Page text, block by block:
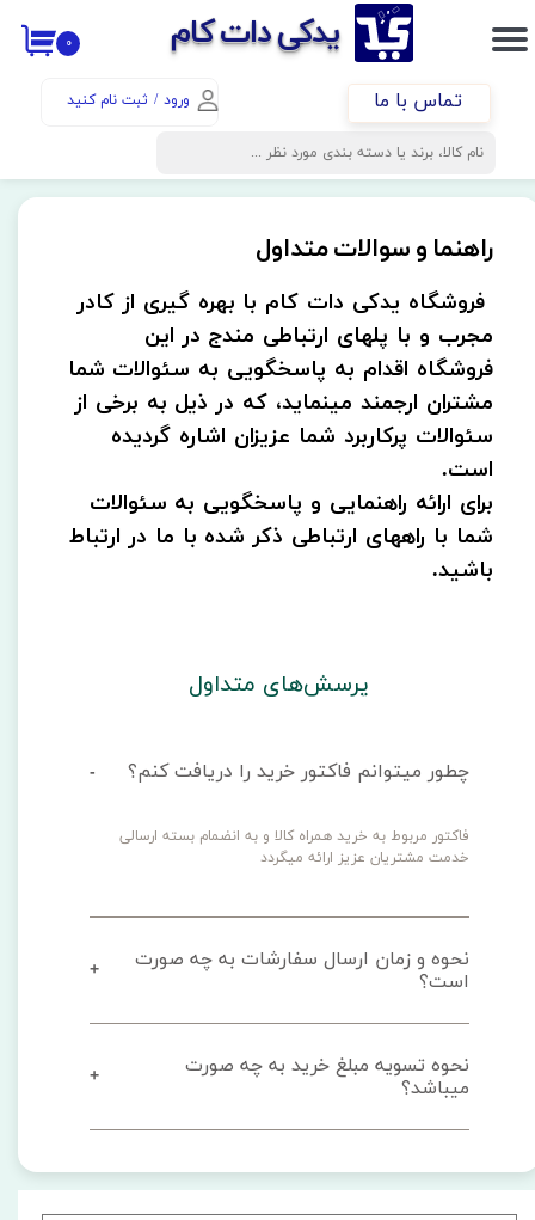
​​یدکی دات کام
ورود / ثبت نام کنید
حساب کاربری من
تغییر گذر واژه
سفارشات
۰
تماس با ما
راهنما و سوالات متداول
​ فروشگاه یدکی دات کام با بهره گیری از کادر
مجرب و با پلهای ارتباطی مندج در این
فروشگاه اقدام به پاسخگویی به سئوالات شما
مشتران ارجمند مینماید، که در ذیل به برخی از
سئوالات پرکاربرد شما عزیزان اشاره گردیده
است.
برای ارائه راهنمایی و پاسخگویی به سئوالات
شما با راههای ارتباطی ذکر شده با ما در ارتباط
باشید.
پرسش‌های متداول
چطور میتوانم فاکتور خرید را دریافت کنم؟
خدمت مشتریان عزیز ارائه میگردد
نحوه و زمان ارسال سفارشات به چه صورت
است؟
نحوه تسویه مبلغ خرید به چه صورت
میباشد؟